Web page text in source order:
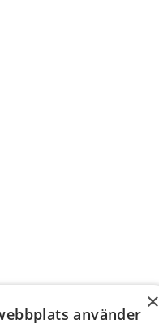
×
använder